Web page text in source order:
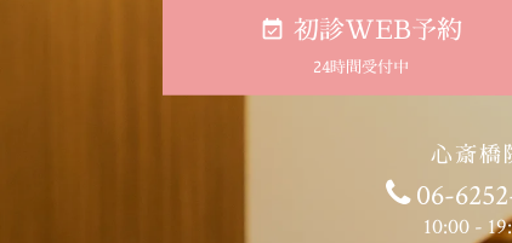
初診WEB予約
24時間受付中
心斎橋
06-
10:00 -